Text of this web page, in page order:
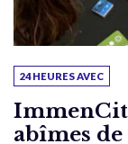
24 HEURES AVEC
abîmes